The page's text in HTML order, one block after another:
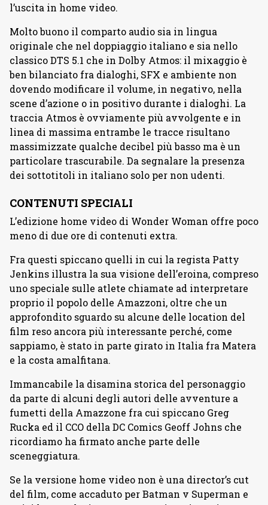
l’uscita in home video.
Molto buono il comparto audio sia in lingua
originale che nel doppiaggio italiano e sia nello
classico DTS 5.1 che in Dolby Atmos: il mixaggio è
ben bilanciato fra dialoghi, SFX e ambiente non
dovendo modificare il volume, in negativo, nella
scene d’azione o in positivo durante i dialoghi. La
traccia Atmos è ovviamente più avvolgente e in
linea di massima entrambe le tracce risultano
massimizzate qualche decibel più basso ma è un
particolare trascurabile. Da segnalare la presenza
dei sottotitoli in italiano solo per non udenti.
CONTENUTI SPECIALI
L’edizione home video di Wonder Woman offre poco
meno di due ore di contenuti extra.
Fra questi spiccano quelli in cui la regista Patty
Jenkins illustra la sua visione dell’eroina, compreso
uno speciale sulle atlete chiamate ad interpretare
proprio il popolo delle Amazzoni, oltre che un
approfondito sguardo su alcune delle location del
film reso ancora più interessante perché, come
sappiamo, è stato in parte girato in Italia fra Matera
e la costa amalfitana.
Immancabile la disamina storica del personaggio
da parte di alcuni degli autori delle avventure a
fumetti della Amazzone fra cui spiccano Greg
Rucka ed il CCO della DC Comics Geoff Johns che
ricordiamo ha firmato anche parte delle
sceneggiatura.
Se la versione home video non è una director’s cut
del film, come accaduto per Batman v Superman e